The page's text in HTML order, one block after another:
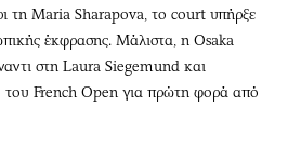
τη Maria Sharapova, το court υπήρξε
έκφρασης. Μάλιστα, η Osaka
στη Laura Siegemund και
του French Open για πρώτη φορά από